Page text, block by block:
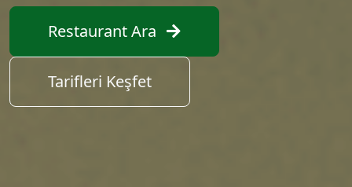
Restaurant Ara
Tarifleri Keşfet